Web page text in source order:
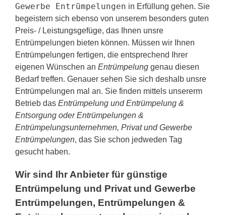
Gewerbe Entrümpelungen in Erfüllung gehen. Sie
begeistern sich ebenso von unserem besonders guten
Preis- / Leistungsgefüge, das Ihnen unsre
Entrümpelungen bieten können. Müssen wir Ihnen
Entrümpelungen fertigen, die entsprechend Ihrer
eigenen Wünschen an Entrümpelung genau diesen
Bedarf treffen. Genauer sehen Sie sich deshalb unsre
Entrümpelungen mal an. Sie finden mittels unsererm
Betrieb das Entrümpelung und Entrümpelung &
Entsorgung oder Entrümpelungen &
Entrümpelungsunternehmen, Privat und Gewerbe
Entrümpelungen, das Sie schon jedweden Tag
gesucht haben.
Wir sind Ihr Anbieter für günstige
Entrümpelung und Privat und Gewerbe
Entrümpelungen, Entrümpelungen &